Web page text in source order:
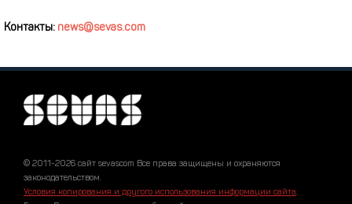
Контакты: news@sevas.com
© 2011-2026 сайт sevascom Все права защищены и охраняются
законодательством.
Условия копирования и другого использования информации сайта.